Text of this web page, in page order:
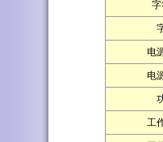
电
电
工